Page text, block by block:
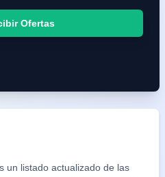
Ofertas
un listado actualizado de las